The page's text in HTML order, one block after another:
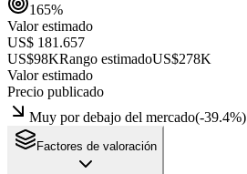
165%
Valor estimado
US$ 181.657
US$98KRango estimadoUS$278K
Valor estimado
Precio publicado
Muy por debajo del mercado(-39.4%)
Factores de valoración